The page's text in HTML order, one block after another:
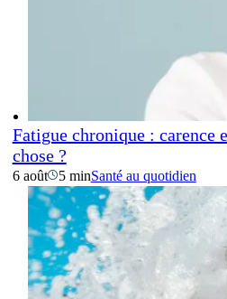
Fatigue chronique : carence
chose ?
6 août 5 minSanté au quotidien